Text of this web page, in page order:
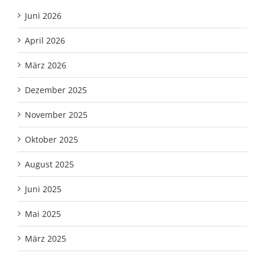
Juni 2026
April 2026
März 2026
Dezember 2025
November 2025
Oktober 2025
August 2025
Juni 2025
Mai 2025
März 2025